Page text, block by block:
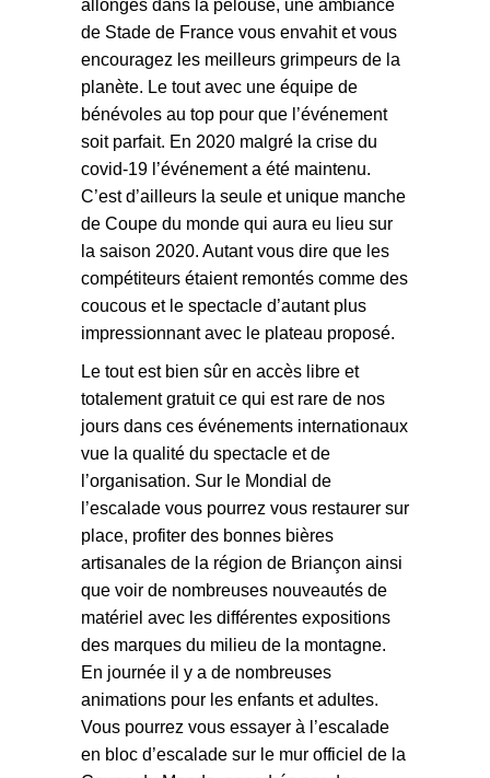
allongés dans la pelouse, une ambiance
de Stade de France vous envahit et vous
encouragez les meilleurs grimpeurs de la
planète. Le tout avec une équipe de
bénévoles au top pour que l’événement
soit parfait. En 2020 malgré la crise du
covid-19 l’événement a été maintenu.
C’est d’ailleurs la seule et unique manche
de Coupe du monde qui aura eu lieu sur
la saison 2020. Autant vous dire que les
compétiteurs étaient remontés comme des
coucous et le spectacle d’autant plus
impressionnant avec le plateau proposé.
Le tout est bien sûr en accès libre et
totalement gratuit ce qui est rare de nos
jours dans ces événements internationaux
vue la qualité du spectacle et de
l’organisation. Sur le Mondial de
l’escalade vous pourrez vous restaurer sur
place, profiter des bonnes bières
artisanales de la région de Briançon ainsi
que voir de nombreuses nouveautés de
matériel avec les différentes expositions
des marques du milieu de la montagne.
En journée il y a de nombreuses
animations pour les enfants et adultes.
Vous pourrez vous essayer à l’escalade
en bloc d’escalade sur le mur officiel de la